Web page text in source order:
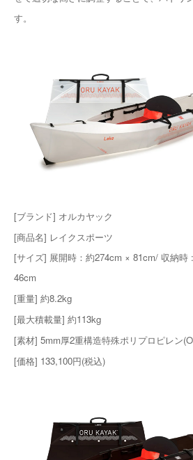
す。
[ブランド] オルカヤック
[商品名] レイクスポーツ
[サイズ] 展開時：約274cm × 81cm/ 収納時
46cm
[重量] 約8.2kg
[最大積載量] 約113kg
[素材] 5mm厚2重構造特殊ポリプロピレン
[価格] 133,100円(税込)